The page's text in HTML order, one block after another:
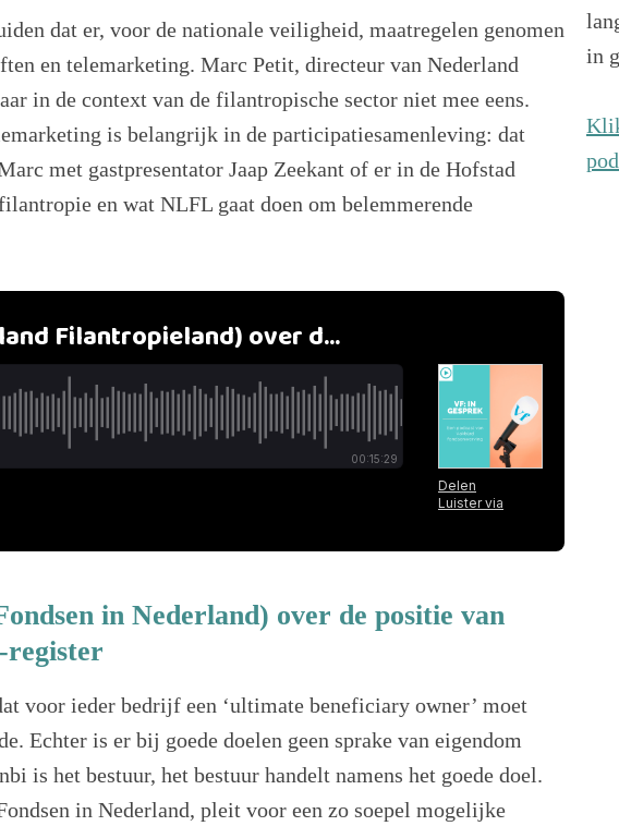
dat er, voor de nationale veiligheid, maatregelen genomen
en telemarketing. Marc Petit, directeur van Nederland
in de context van de filantropische sector niet mee eens.
is belangrijk in de participatiesamenleving: dat
met gastpresentator Jaap Zeekant of er in de Hofstad
en wat NLFL gaat doen om belemmerende
in Nederland) over de positie van
register
voor ieder bedrijf een ‘ultimate beneficiary owner’ moet
Echter is er bij goede doelen geen sprake van eigendom
is het bestuur, het bestuur handelt namens het goede doel.
in Nederland, pleit voor een zo soepel mogelijke
in